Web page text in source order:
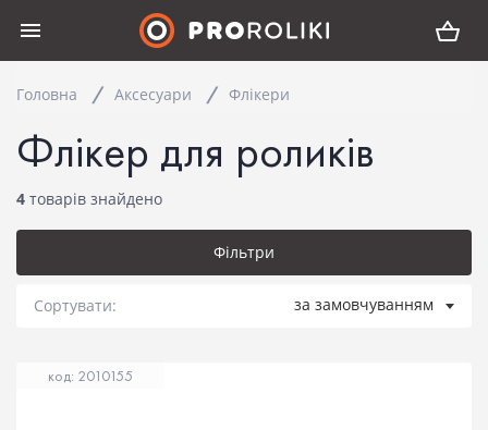
Головна Аксесуари Флікери
Флікер для роликів
4 товарів знайдено
Фільтри
Сортувати: за замовчуванням
код: 2010155